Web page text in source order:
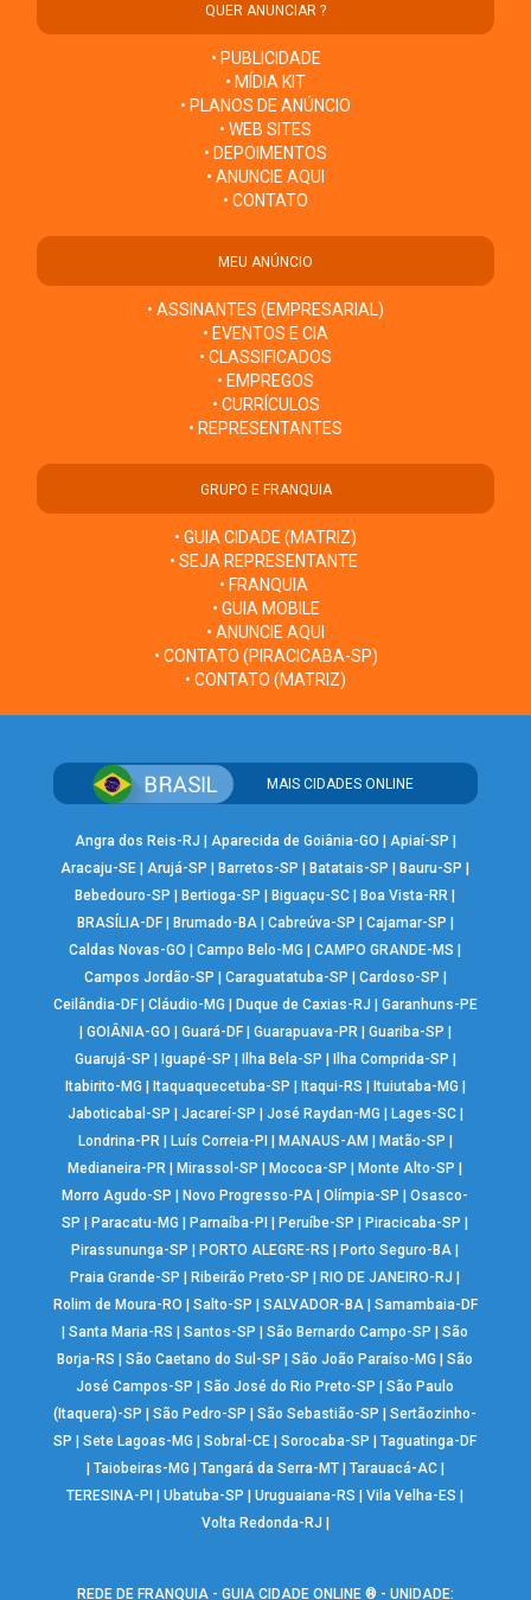
QUER ANUNCIAR ?
• PUBLICIDADE
• MÍDIA KIT
• PLANOS DE ANÚNCIO
• WEB SITES
• DEPOIMENTOS
• ANUNCIE AQUI
• CONTATO
MEU ANÚNCIO
• ASSINANTES (EMPRESARIAL)
• EVENTOS E CIA
• CLASSIFICADOS
• EMPREGOS
• CURRÍCULOS
• REPRESENTANTES
GRUPO E FRANQUIA
• GUIA CIDADE (MATRIZ)
• SEJA REPRESENTANTE
• FRANQUIA
• GUIA MOBILE
• ANUNCIE AQUI
• CONTATO (PIRACICABA-SP)
• CONTATO (MATRIZ)
MAIS CIDADES ONLINE
Angra dos Reis-RJ Aparecida de Goiânia-GO Apiaí-SP
Aracaju-SE |Arujá-SP Barretos-SP Batatais-SP Bauru-SP
Bebedouro-SP
Bertioga-SP Biguaçu-SC Boa Vista-RR
BRASÍLIA-DF| Brumado-BA| Cabreúva-SP Cajamar-SP
Caldas Novas-GO
|Campo Belo-MG |CAMPO GRANDE-MS
Campos Jordão-SP
Caraguatatuba-SP Cardoso-SP
Ceilândia-DF| Cláudio-MG Duque de Caxias-RJ
Garanhuns-PE
GOIÂNIA-GO Guará-DF| Guarapuava-PR| Guariba-SP
Guarujá-SP
Iguapé-SP Ilha Bela-SP Ilha Comprida-SP
Itabirito-MG
Itaquaquecetuba-SP Itaqui-RS Ituiutaba-MG
Jaboticabal-SP
Jacareí-SP José Raydan-MG Lages-SC|
Londrina-PR| Luís Correia-PI MANAUS-AM Matão-SP
Medianeira-PR
Mirassol-SP Mococa-SP Monte Alto-SP
Morro Agudo-SP
Novo Progresso-PA |Olímpia-SP |Osasco-
SP
Paracatu-MG Parnaíba-PI Peruíbe-SP Piracicaba-SP
Pirassununga-SP
PORTO ALEGRE-RS Porto Seguro-BA
Praia Grande-SP
Ribeirão Preto-SP RIO DE JANEIRO-RJ
Rolim de Moura-RO
Salto-SP SALVADOR-BA| Samambaia-DF
|Santa Maria-RS |Santos-SP |São Bernardo Campo-SP |São
Borja-RS
|São Caetano do Sul-SP |São João Paraíso-MG |São
José Campos-SP
|São José do Rio Preto-SP |São Paulo
(Itaquera)-SP
|São Pedro-SP |São Sebastião-SP |Sertãozinho-
SP
|Sete Lagoas-MG |Sobral-CE |Sorocaba-SP |Taguatinga-DF
Taiobeiras-MG Tangará da Serra-MT| Tarauacá-AC|
TERESINA-PI
|Ubatuba-SP |Uruguaiana-RS |Vila Velha-ES
Volta Redonda-RJ
REDE DE FRANQUIA - GUIA CIDADE ONLINE ® - UNIDADE: